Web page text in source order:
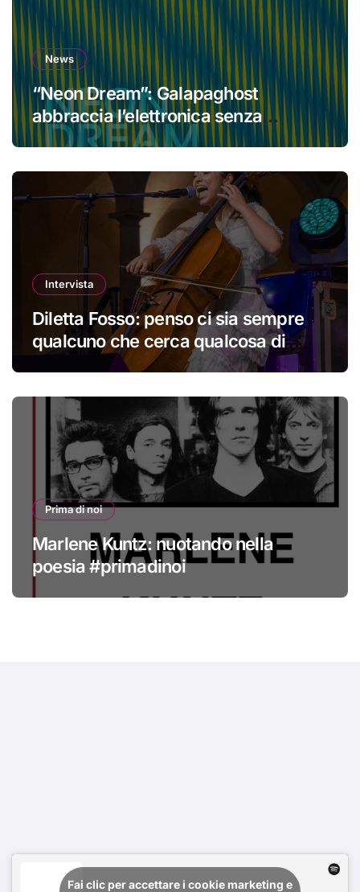
News
“Neon Dream”: Galapaghost
abbraccia l’elettronica senza
perdere la propria identità
Intervista
Diletta Fosso: penso ci sia sempre
qualcuno che cerca qualcosa di
Prima di noi
Marlene Kuntz: nuotando nella
poesia #primadinoi
Fai clic per accettare i cookie marketing e